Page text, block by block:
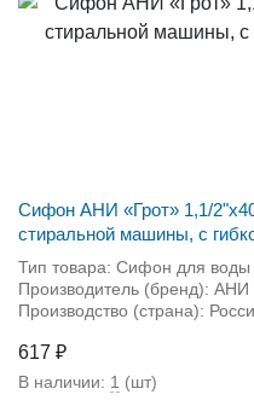
Сифон АНИ «Грот» 1,1/
стиральной машины, с
Тип товара: Сифон для воды
Производитель (бренд): АНИ
Производство (страна):
617 ₽
В наличии: 1 (шт)